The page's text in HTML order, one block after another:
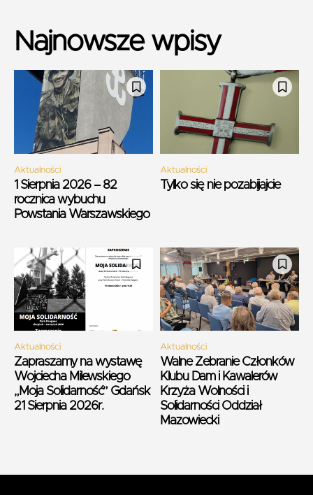
Najnowsze wpisy
Aktualności
1 Sierpnia 2026 – 82
rocznica wybuchu
Powstania Warszawskiego
Aktualności
Tylko się nie pozabijajcie
Aktualności
Zapraszamy na wystawę
Wojciecha Milewskiego
„Moja Solidarność” Gdańsk
21 Sierpnia 2026r.
Aktualności
Walne Zebranie Członków
Klubu Dam i Kawalerów
Krzyża Wolności i
Solidarności Oddział
Mazowiecki